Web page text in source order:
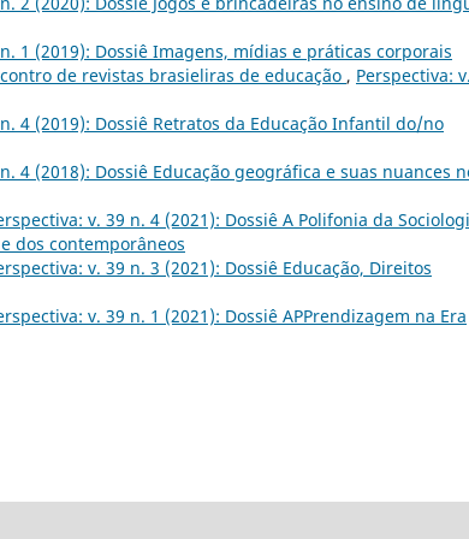
1 (2019): Dossiê Imagens, mídias e práticas corporais
de revistas brasieliras de educação , Perspectiva:
4 (2019): Dossiê Retratos da Educação Infantil do/no
4 (2018): Dossiê Educação geográfica e suas nuances
v. 39 n. 4 (2021): Dossiê A Polifonia da
dos contemporâneos
v. 39 n. 3 (2021): Dossiê Educação, Direitos
v. 39 n. 1 (2021): Dossiê APPrendizagem na Era